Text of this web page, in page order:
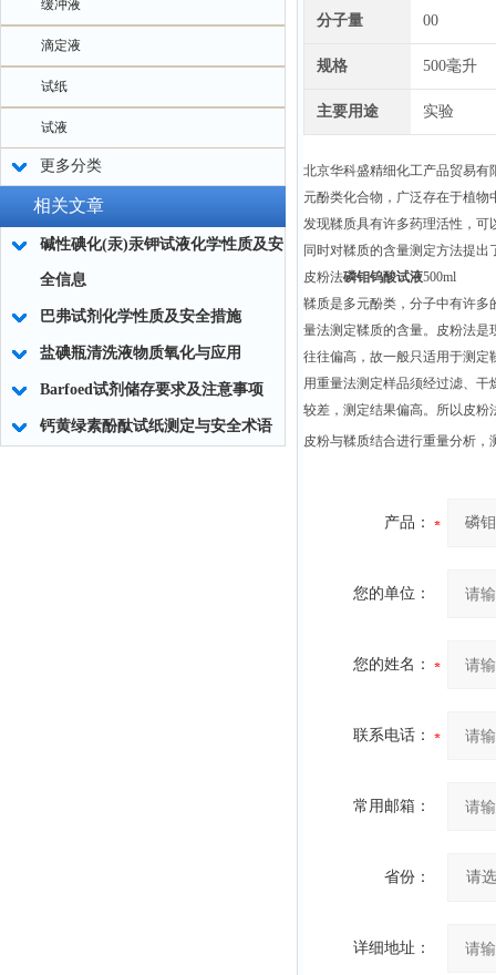
缓冲液
滴定液
试纸
试液
更多分类
相关文章
碱性碘化(汞)汞钾试液化学性质及安
全信息
巴弗试剂化学性质及安全措施
盐碘瓶清洗液物质氧化与应用
Barfoed试剂储存要求及注意事项
钙黄绿素酚酞试纸测定与安全术语
分子量 00
规格 500毫升
主要用途 实验
北京华科盛精细化工产品贸易有
元酚类化合物，广泛存在于植
发现鞣质具有许多药理活性，
同时对鞣质的含量测定方法提出
皮粉法磷钼钨酸试液500ml
鞣质是多元酚类，分子中有许多
量法测定鞣质的含量。皮粉法
往往偏高，故一般只适用于测定
用重量法测定样品须经过滤、
较差，测定结果偏高。所以皮粉
皮粉与鞣质结合进行重量分析
产品：
您的单位：
您的姓名：
联系电话：
常用邮箱：
省份：
详细地址：